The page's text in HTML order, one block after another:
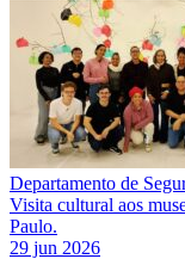
Departamento de
Visita cultural aos
Paulo.
29 jun 2026